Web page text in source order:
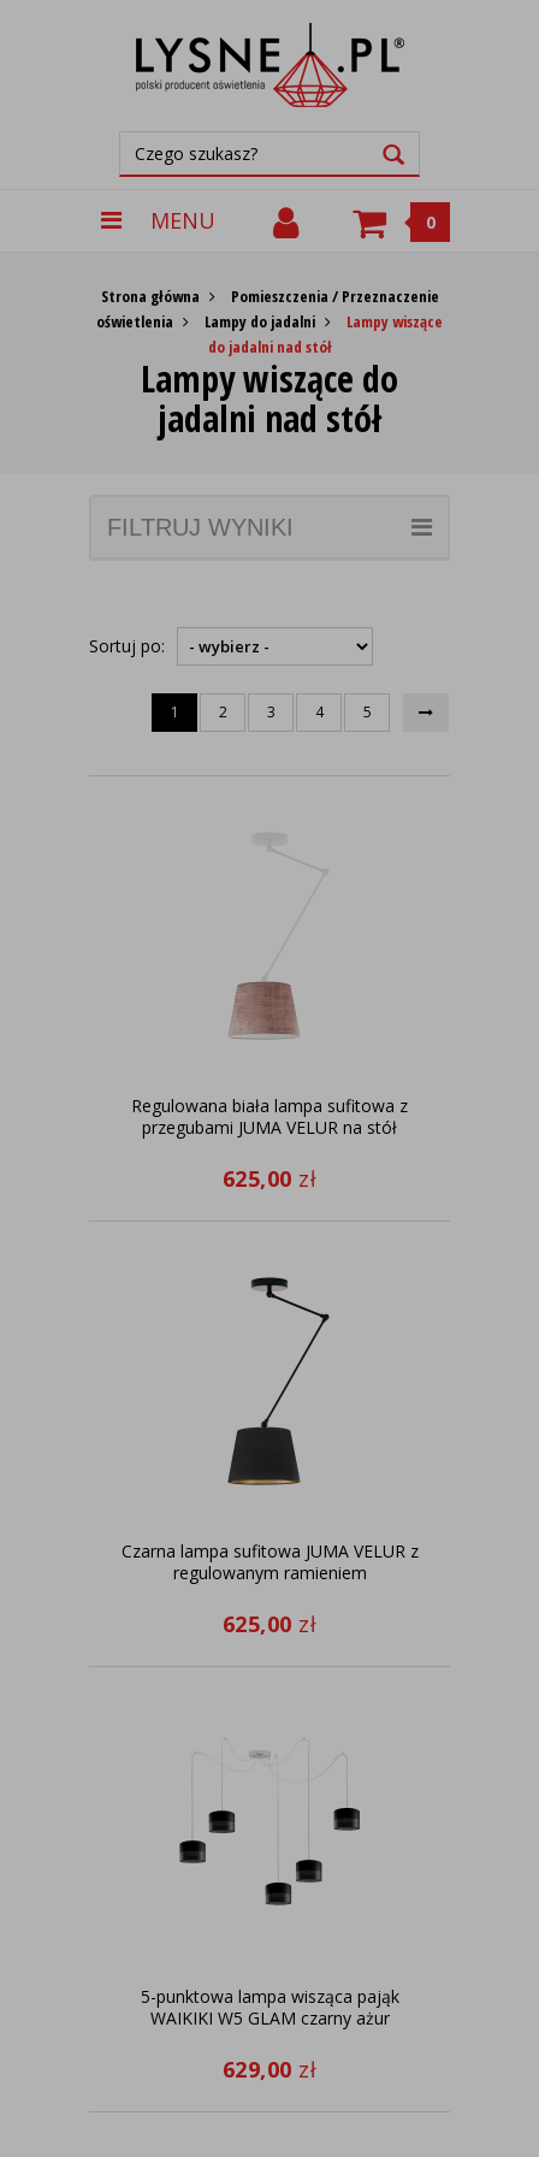
MENU 0
Strona główna
Pomieszczenia / Przeznaczenie
oświetlenia
Lampy do jadalni
Lampy wiszące
do jadalni nad stół
Lampy wiszące do
jadalni nad stół
FILTRUJ WYNIKI
Sortuj po:
1 2 3 4 5
Regulowana biała lampa sufitowa z
przegubami JUMA VELUR na stół
625,00 zł
Czarna lampa sufitowa JUMA VELUR z
regulowanym ramieniem
625,00 zł
5-punktowa lampa wisząca pająk
WAIKIKI W5 GLAM czarny ażur
629,00 zł